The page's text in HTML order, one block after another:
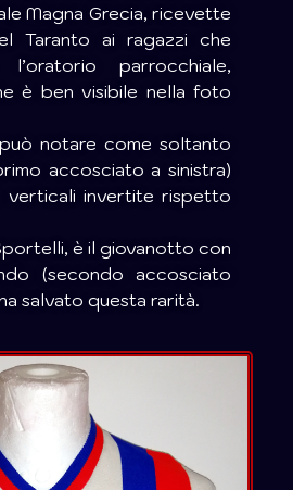
Magna Grecia, ricevette
Taranto ai ragazzi che
l’oratorio parrocchiale,
è ben visibile nella foto
notare come soltanto
accosciato a sinistra)
verticali invertite rispetto
è il giovanotto con
(secondo accosciato
salvato questa rarità.